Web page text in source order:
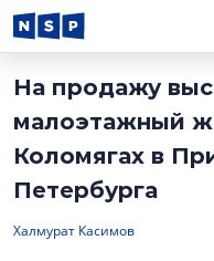
На продажу
малоэтажный
Коломягах в
Петербурга
Халмурат Касимов